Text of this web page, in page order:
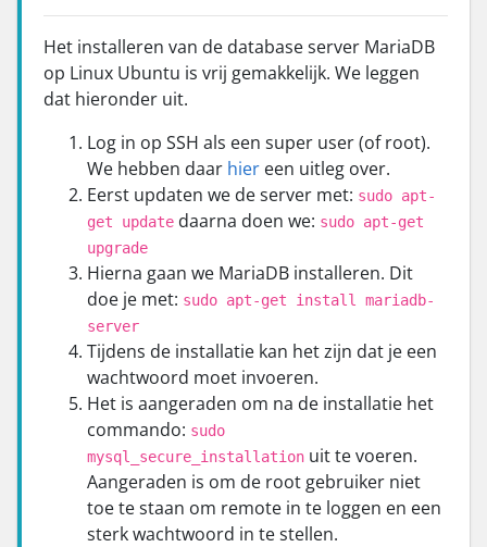
Het installeren van de database server MariaDB
op Linux Ubuntu is vrij gemakkelijk. We leggen
dat hieronder uit.
Log in op SSH als een super user (of root).
We hebben daar hier een uitleg over.
Eerst updaten we de server met: sudo apt-
get update daarna doen we: sudo apt-get
upgrade
Hierna gaan we MariaDB installeren. Dit
doe je met: sudo apt-get install mariadb-
server
Tijdens de installatie kan het zijn dat je een
wachtwoord moet invoeren.
Het is aangeraden om na de installatie het
commando: sudo
mysql_secure_installation uit te voeren.
Aangeraden is om de root gebruiker niet
toe te staan om remote in te loggen en een
sterk wachtwoord in te stellen.